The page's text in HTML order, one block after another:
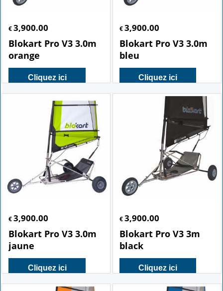
€ 3,900.00
Blokart Pro V3 3.0m
orange
Cliquez ici
€3,900.00
Blokart Pro V3 3.0m
bleu
Cliquez ici
€ 3,900.00
Blokart Pro V3 3.0m
jaune
Cliquez ici
€3,900.00
Blokart Pro V3 3m
black
Cliquez ici